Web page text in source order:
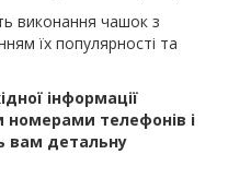
виконання чашок з
їх популярності та
інформації
номерами телефонів і
вам детальну